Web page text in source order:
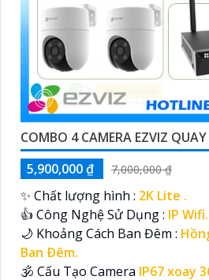
LẮP CAMERA WIFI
Lắp camera wifi trong nhà giá rẻ
vời để nâng cao sự an toàn cho
làm việc của bạn mà không tốn
wifi trong...
CAMERA ĐỀ XUẤT
CAMERA 2 MẮT EZVIZ CS-TY7-